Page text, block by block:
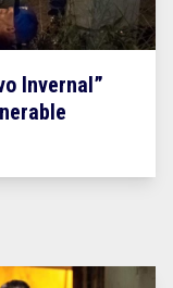
Invernal”